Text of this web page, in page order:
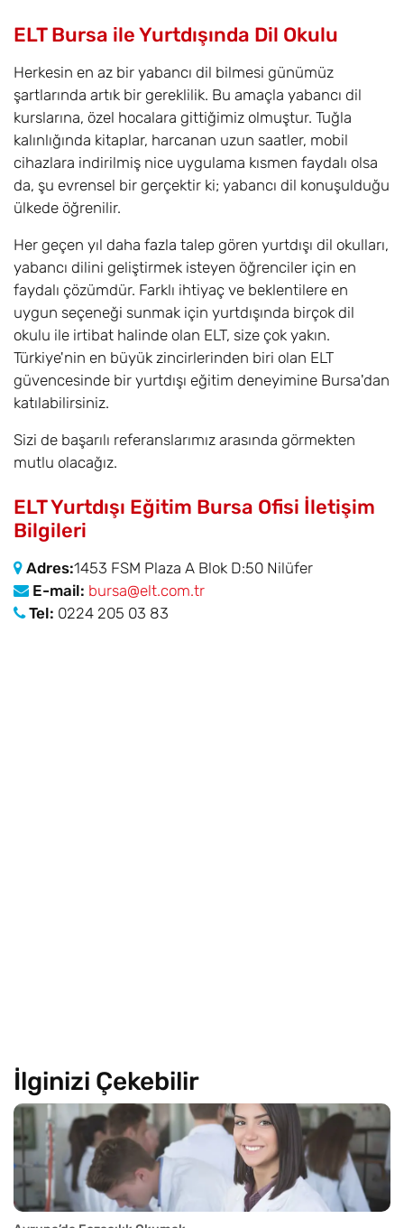
İlginizi Çekebilir
ELT Bursa ile Yurtdışında Dil Okulu
Herkesin en az bir yabancı dil bilmesi günümüz
şartlarında artık bir gereklilik. Bu amaçla yabancı dil
kurslarına, özel hocalara gittiğimiz olmuştur. Tuğla
kalınlığında kitaplar, harcanan uzun saatler, mobil
cihazlara indirilmiş nice uygulama kısmen faydalı olsa
da, şu evrensel bir gerçektir ki; yabancı dil konuşulduğu
ülkede öğrenilir.
Her geçen yıl daha fazla talep gören yurtdışı dil okulları,
yabancı dilini geliştirmek isteyen öğrenciler için en
faydalı çözümdür. Farklı ihtiyaç ve beklentilere en
uygun seçeneği sunmak için yurtdışında birçok dil
okulu ile irtibat halinde olan ELT, size çok yakın.
Türkiye'nin en büyük zincirlerinden biri olan ELT
güvencesinde bir yurtdışı eğitim deneyimine Bursa'dan
katılabilirsiniz.
Sizi de başarılı referanslarımız arasında görmekten
mutlu olacağız.
ELT Yurtdışı Eğitim Bursa Ofisi İletişim
Bilgileri
Adres:1453 FSM Plaza A Blok D:50 Nilüfer
E-mail: bursa@elt.com.tr
Tel: 0224 205 03 83